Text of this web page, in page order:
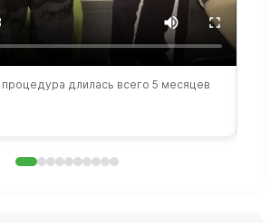
процедура длилась всего 5 месяцев